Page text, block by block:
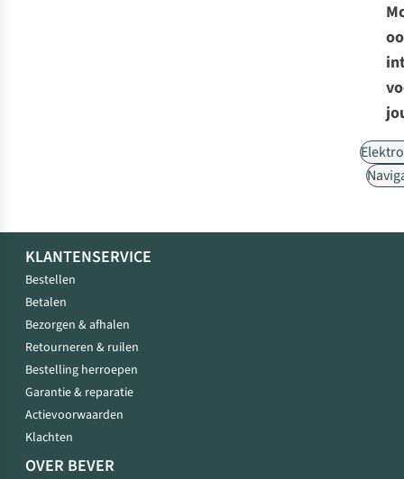
KLANTENSERVICE
Bestellen
Betalen
Bezorgen & afhalen
Retourneren & ruilen
Bestelling herroepen
Garantie & reparatie
Actievoorwaarden
Klachten
OVER BEVER